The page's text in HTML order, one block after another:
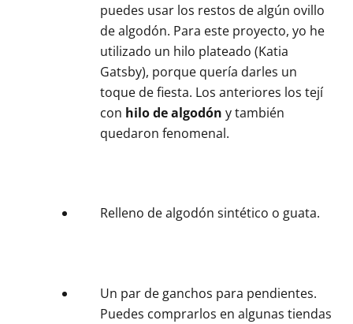
puedes usar los restos de algún ovillo
de algodón. Para este proyecto, yo he
utilizado un hilo plateado (Katia
Gatsby), porque quería darles un
toque de fiesta. Los anteriores los tejí
con hilo de algodón y también
quedaron fenomenal.
Relleno de algodón sintético o guata.
Un par de ganchos para pendientes.
Puedes comprarlos en algunas tiendas